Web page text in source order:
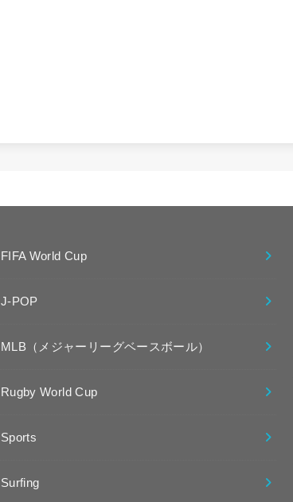
FIFA World Cup
J-POP
MLB（メジャーリーグベースボール）
Rugby World Cup
Sports
Surfing